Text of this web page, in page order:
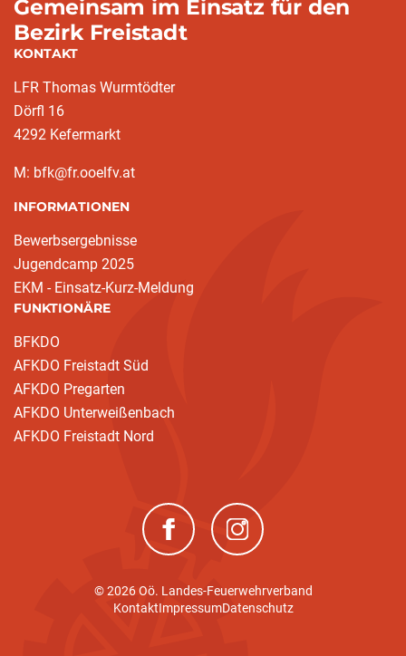
Gemeinsam im Einsatz für den
Bezirk Freistadt
KONTAKT
LFR Thomas Wurmtödter
Dörfl 16
4292 Kefermarkt
M: bfk@fr.ooelfv.at
INFORMATIONEN
Bewerbsergebnisse
Jugendcamp 2025
EKM - Einsatz-Kurz-Meldung
FUNKTIONÄRE
BFKDO
AFKDO Freistadt Süd
AFKDO Pregarten
AFKDO Unterweißenbach
AFKDO Freistadt Nord
(neues Fenster)(neues Fenster)
© 2026 Oö. Landes-Feuerwehrverband
KontaktImpressumDatenschutz